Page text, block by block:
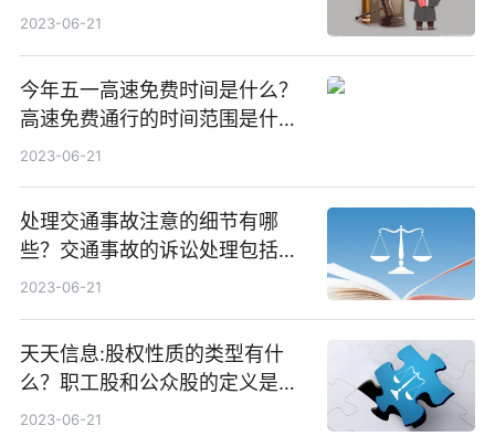
结婚申请时要递交的资料吗？
2023-06-21
今年五一高速免费时间是什么？
高速免费通行的时间范围是什
么？ 世界通讯
2023-06-21
处理交通事故注意的细节有哪
些？交通事故的诉讼处理包括哪
些阶段？
2023-06-21
天天信息:股权性质的类型有什
么？职工股和公众股的定义是什
么？
2023-06-21